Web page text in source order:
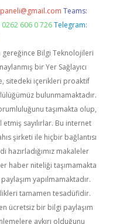
Teams:
606 0 726 Telegram:
gereğince Bilgi Teknolojileri
bir Yer Sağlayıcı
sitedeki içerikleri proaktif
bulunmamaktadır.
taşımakta olup,
sayılırlar. Bu internet
şirketi ile hiçbir bağlantısı
hazırladığımız makaleler
haber niteliği taşımamakta
yapılmamaktadır.
tamamen tesadüfidir.
ücretsiz bir bilgi paylaşım
aykırı olduğunu